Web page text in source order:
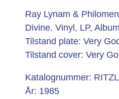
Ray Lynam &
Divine. Vinyl, LP,
Tilstand plate: Very
Tilstand cover: Very
Katalognummer:
År: 1985